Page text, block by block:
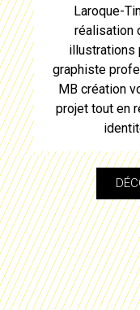
Laroque-
réalisation
illustrations
graphiste
MB création
projet tout en